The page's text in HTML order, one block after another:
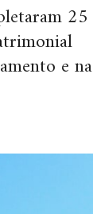
25
e na